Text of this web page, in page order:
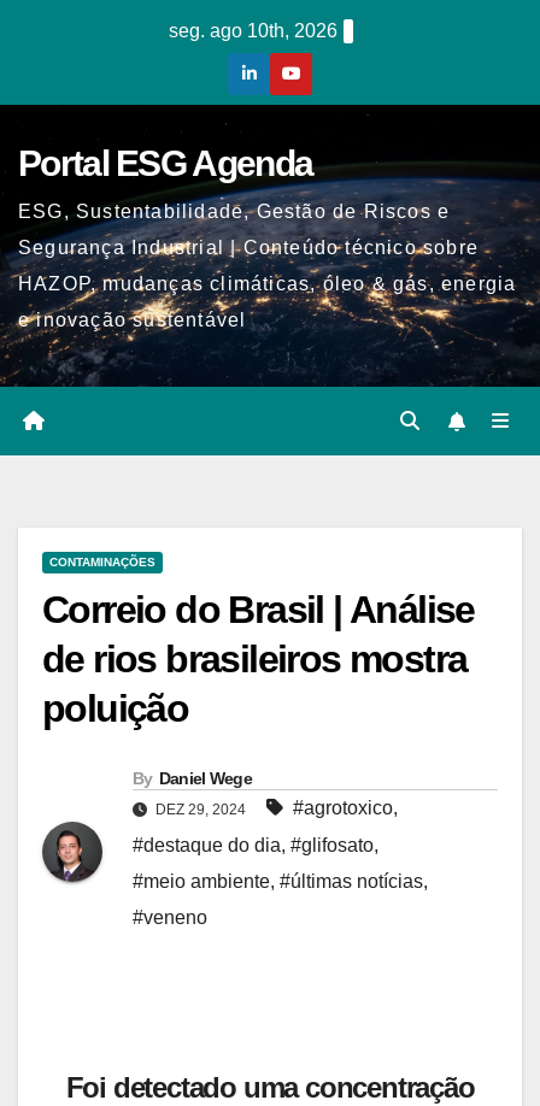
seg. ago 10th, 2026
Portal ESG Agenda
ESG, Sustentabilidade, Gestão de Riscos e
Segurança Industrial | Conteúdo técnico sobre
HAZOP, mudanças climáticas, óleo & gás, energia
e inovação sustentável
CONTAMINAÇÕES
Correio do Brasil | Análise
de rios brasileiros mostra
poluição
By Daniel Wege
DEZ 29, 2024 #agrotoxico,
#destaque do dia, #glifosato,
#meio ambiente, #últimas notícias,
#veneno
Foi detectado uma concentração